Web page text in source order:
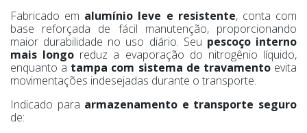
Fabricado em alumínio leve e resistente, conta com
base reforçada de fácil manutenção, proporcionando
maior durabilidade no uso diário. Seu pescoço interno
mais longo reduz a evaporação do nitrogênio líquido,
enquanto a tampa com sistema de travamentoevita
movimentações indesejadas durante o transporte.
Indicado para armazenamento e transporte seguro
de: